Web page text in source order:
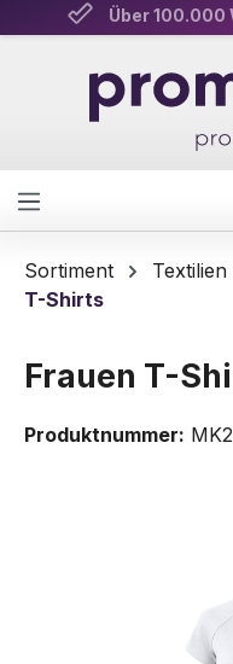
Zum Hauptinhalt
Über
Persönliche
Sortiment
T-Shirts
Frauen T-
Produktnummer: